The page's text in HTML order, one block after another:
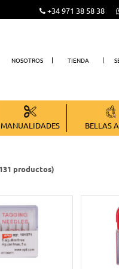
+34 971 38 58 38
NOSOTROS TIENDA
MANUALIDADES BELLAS
productos)